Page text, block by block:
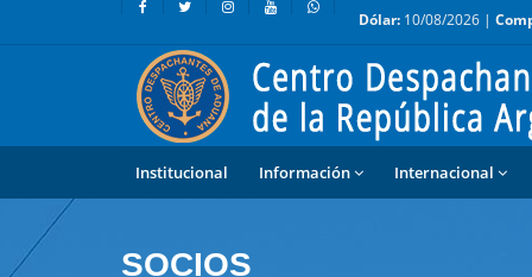
Dólar: 10/08/2026 |
Institucional Información Internacional
SOCIOS